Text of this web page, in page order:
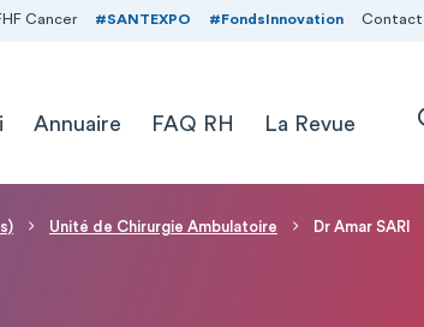
Cancer #SANTEXPO #FondsInnovation Contact
Annuaire FAQ RH La Revue
Unité de Chirurgie Ambulatoire Dr Amar SARI